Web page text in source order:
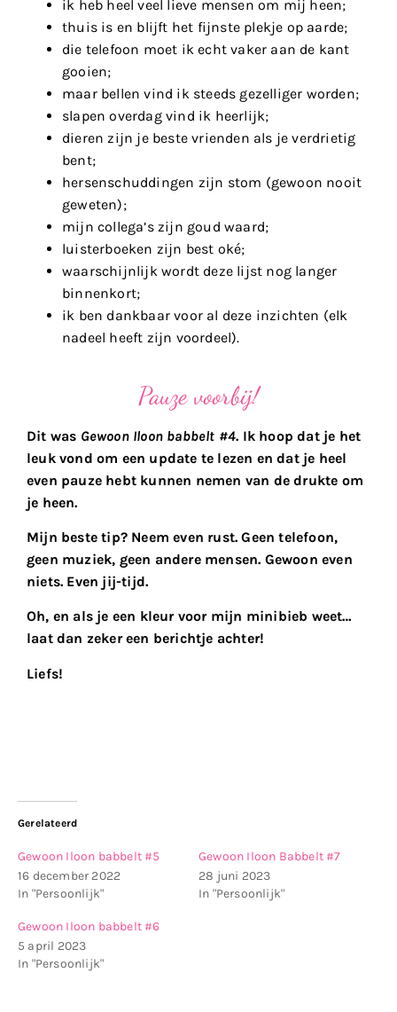
ik heb heel veel lieve mensen om mij heen;
thuis is en blijft het fijnste plekje op aarde;
die telefoon moet ik echt vaker aan de kant
gooien;
maar bellen vind ik steeds gezelliger worden;
slapen overdag vind ik heerlijk;
dieren zijn je beste vrienden als je verdrietig
bent;
hersenschuddingen zijn stom (gewoon nooit
geweten);
mijn collega’s zijn goud waard;
luisterboeken zijn best oké;
waarschijnlijk wordt deze lijst nog langer
binnenkort;
ik ben dankbaar voor al deze inzichten (elk
nadeel heeft zijn voordeel).
Pauze voorbij!
Dit was Gewoon Iloon babbelt #4. Ik hoop dat je het
leuk vond om een update te lezen en dat je heel
even pauze hebt kunnen nemen van de drukte om
je heen.
Mijn beste tip? Neem even rust. Geen telefoon,
geen muziek, geen andere mensen. Gewoon even
niets. Even jij-tijd.
Oh, en als je een kleur voor mijn minibieb weet…
laat dan zeker een berichtje achter!
Liefs!
Gerelateerd
Gewoon Iloon babbelt #5
16 december 2022
In "Persoonlijk"
Gewoon Iloon Babbelt #7
28 juni 2023
In "Persoonlijk"
Gewoon Iloon babbelt #6
5 april 2023
In "Persoonlijk"